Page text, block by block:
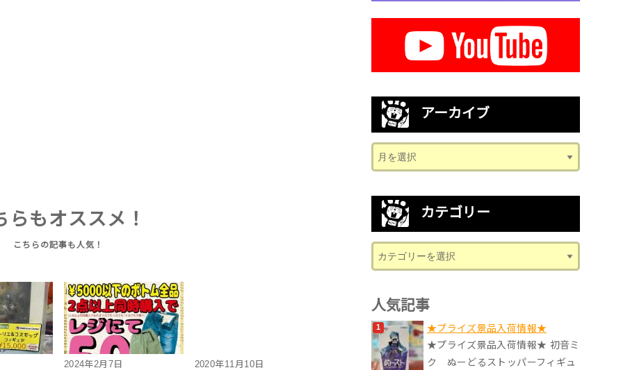
らもオススメ！
2024年2月7日
2020年11月10日
アーカイブ
カテゴリー
人気記事
★プライズ景品入荷情報★
★プライズ景品入荷情報★ 初音ミ
ク ぬーどるストッパーフィギュ